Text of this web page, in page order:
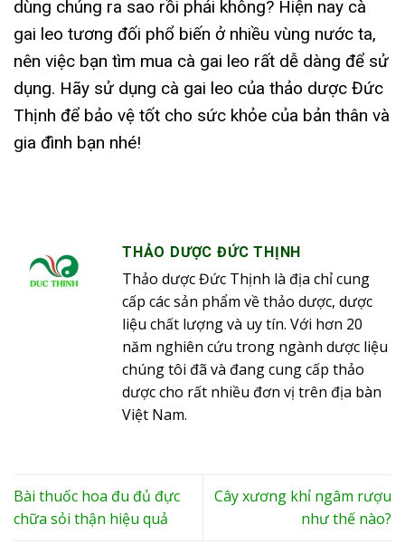
dùng chúng ra sao rồi phải không? Hiện nay cà
gai leo tương đối phổ biến ở nhiều vùng nước ta,
nên việc bạn tìm mua cà gai leo rất dễ dàng để sử
dụng. Hãy sử dụng cà gai leo của thảo dược Đức
Thịnh để bảo vệ tốt cho sức khỏe của bản thân và
gia đình bạn nhé!
THẢO DƯỢC ĐỨC THỊNH
Thảo dược Đức Thịnh là địa chỉ cung
cấp các sản phẩm về thảo dược, dược
liệu chất lượng và uy tín. Với hơn 20
năm nghiên cứu trong ngành dược liệu
chúng tôi đã và đang cung cấp thảo
dược cho rất nhiều đơn vị trên địa bàn
Việt Nam.
Bài thuốc hoa đu đủ đực
chữa sỏi thận hiệu quả
Cây xương khỉ ngâm rượu
như thế nào?